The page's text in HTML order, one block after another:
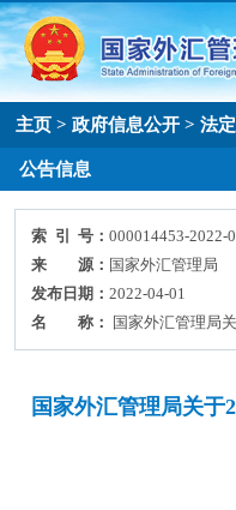
主页 >政府信息公开 >法
公告信息
索 引 号：000014453-2022-
来 源： 国家外汇管理局
发布日期：2022-04-01
名 称：
国家外汇管理局
国家外汇管理局关于